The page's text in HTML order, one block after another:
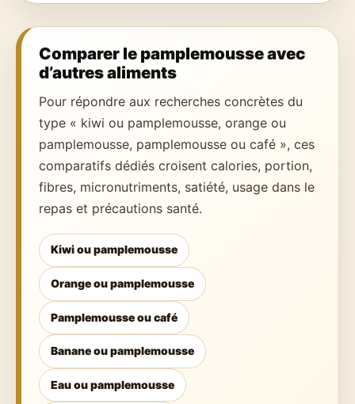
Comparer le pamplemousse avec
d’autres aliments
Pour répondre aux recherches concrètes du
type « kiwi ou pamplemousse, orange ou
pamplemousse, pamplemousse ou café », ces
comparatifs dédiés croisent calories, portion,
fibres, micronutriments, satiété, usage dans le
repas et précautions santé.
Kiwi ou pamplemousse
Orange ou pamplemousse
Pamplemousse ou café
Banane ou pamplemousse
Eau ou pamplemousse